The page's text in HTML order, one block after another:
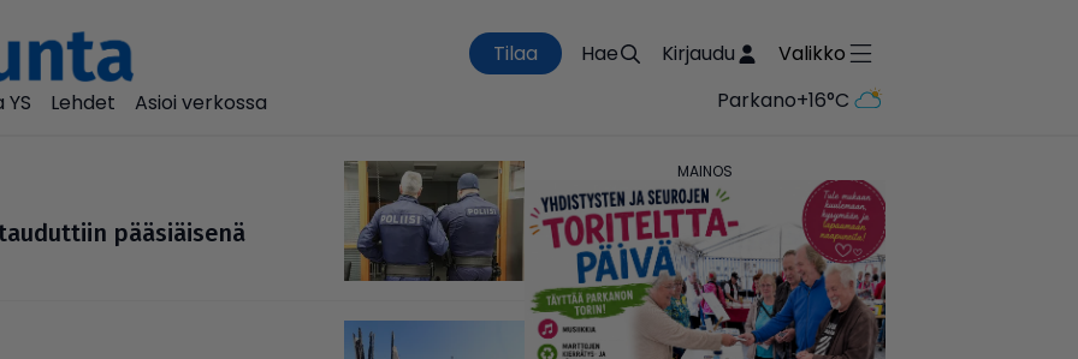
Tilaa Hae Kirjaudu
Valikko
Lehdet Asioi verkossa Parkano+16°C
pää­si­äi­senä